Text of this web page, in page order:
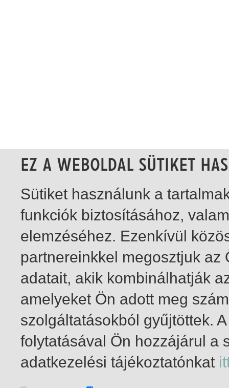
1-4 / total 4 hit
Sütiket használunk a
funkciók biztosításához,
elemzéséhez. Ezenkívül
partnereinkkel megosztjuk
adatait, akik kombinálhatják
amelyeket Ön adott meg
szolgáltatásokból gyűjtöttek.
folytatásával Ön hozzájárul a
adatkezelési tájékoztatónkat